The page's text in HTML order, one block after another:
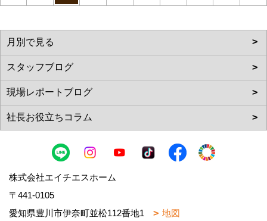
株式会社エイチエスホーム
〒441-0105
愛知県豊川市伊奈町並松112番地1
地図